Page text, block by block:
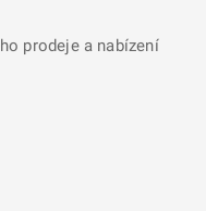
prodeje a nabízení